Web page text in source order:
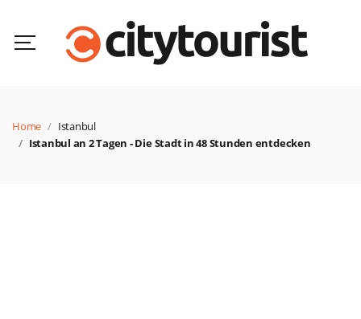
Home
Istanbul
Istanbul an 2 Tagen - Die Stadt in 48 Stunden entdecken